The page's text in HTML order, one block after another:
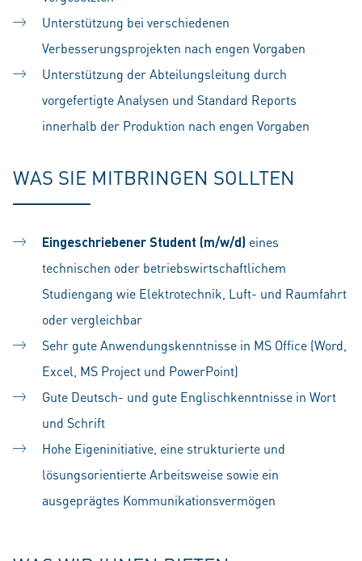
Unterstützung bei verschiedenen
Verbesserungsprojekten nach engen Vorgaben
Unterstützung der Abteilungsleitung durch
vorgefertigte Analysen und Standard Reports
innerhalb der Produktion nach engen Vorgaben
WAS SIE MITBRINGEN SOLLTEN
Eingeschriebener Student (m/w/d) eines
technischen oder betriebswirtschaftlichem
Studiengang wie Elektrotechnik, Luft- und Raumfahrt
oder vergleichbar
Sehr gute Anwendungskenntnisse in MS Office (Word,
Excel, MS Project und PowerPoint)
Gute Deutsch- und gute Englischkenntnisse in Wort
und Schrift
Hohe Eigeninitiative, eine strukturierte und
lösungsorientierte Arbeitsweise sowie ein
ausgeprägtes Kommunikationsvermögen